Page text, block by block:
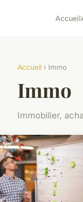
Accueil
Accueil › Immo
Immo
Immobilier,